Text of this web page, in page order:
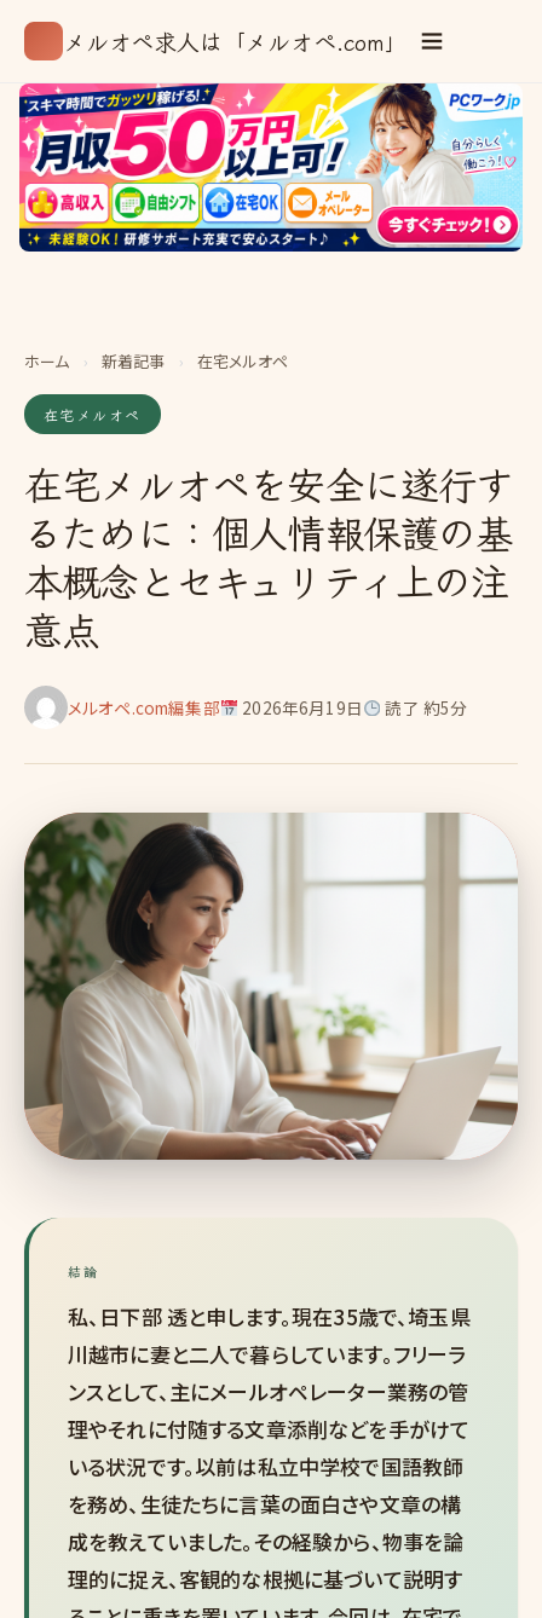
メルオペ求人は「メルオペ.com」
ホーム › 新着記事 › 在宅メルオペ
在宅メルオペ
在宅メルオペを安全に遂行す
るために：個人情報保護の基
本概念とセキュリティ上の注
意点
メルオペ.com編集部 2026年6月19日 読了 約5分
結論
私、日下部 透と申します。現在35歳で、埼玉県
川越市に妻と二人で暮らしています。フリーラ
ンスとして、主にメールオペレーター業務の管
理やそれに付随する文章添削などを手がけて
いる状況です。以前は私立中学校で国語教師
を務め、生徒たちに言葉の面白さや文章の構
成を教えていました。その経験から、物事を論
理的に捉え、客観的な根拠に基づいて説明す